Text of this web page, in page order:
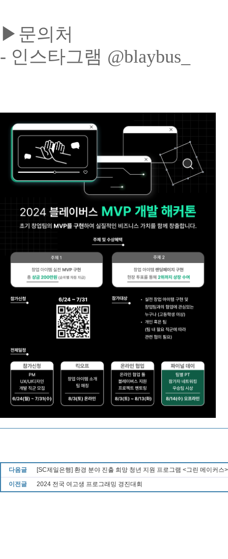
▶ 문의처
- 인스타그램 @blaybus_
다음글
[SC제일은행] 환경 분야 진출 희망 청년 지원 프로그램 <그린 메이커스
이전글
2024 전국 여고생 프로그래밍 경진대회